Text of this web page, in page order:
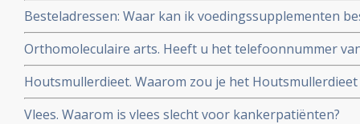
Besteladressen: Waar kan ik voedingssupplementen
betrouwbare adressen, waar u ook korting kunt
kanker-actueel
Orthomoleculaire arts. Heeft u het telefoonnummer
orthomoleculaire arts?
Houtsmullerdieet. Waarom zou je het
van kanker?
Vlees. Waarom is vlees slecht voor kankerpatiënten?